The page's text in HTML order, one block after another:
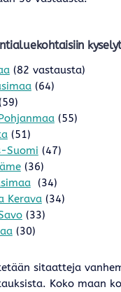
(82 vastausta)
(64)
(55)
(51)
Suomi (47)
(36)
(34)
Kerava(34)
(33)
(30)
sitaatteja
Koko maan